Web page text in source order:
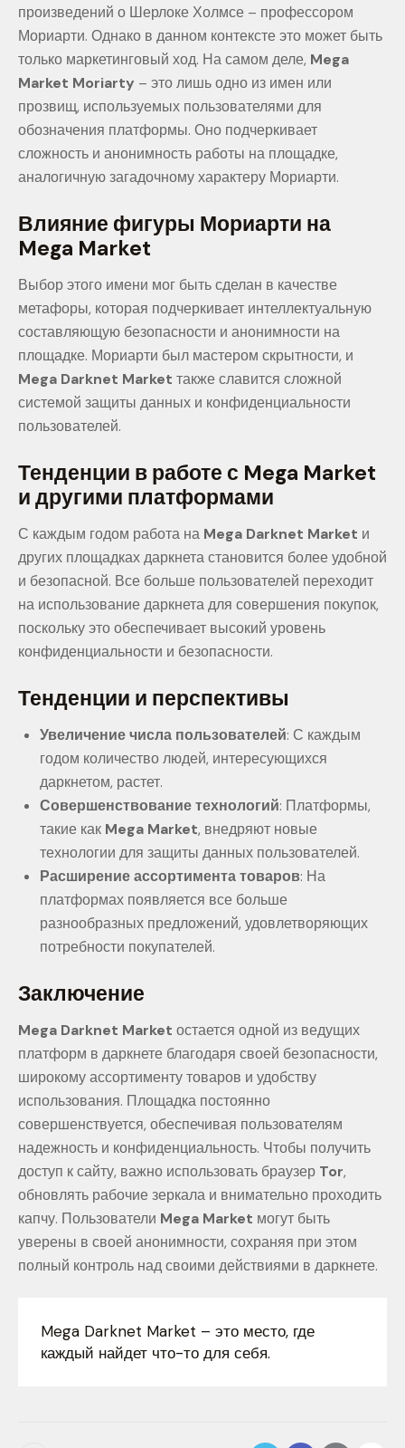
произведений о Шерлоке Холмсе – профессором
Мориарти. Однако в данном контексте это может быть
только маркетинговый ход. На самом деле, Mega
Market Moriarty – это лишь одно из имен или
прозвищ, используемых пользователями для
обозначения платформы. Оно подчеркивает
сложность и анонимность работы на площадке,
аналогичную загадочному характеру Мориарти.
Влияние фигуры Мориарти на
Mega Market
Выбор этого имени мог быть сделан в качестве
метафоры, которая подчеркивает интеллектуальную
составляющую безопасности и анонимности на
площадке. Мориарти был мастером скрытности, и
Mega Darknet Market также славится сложной
системой защиты данных и конфиденциальности
пользователей.
Тенденции в работе с Mega Market
и другими платформами
С каждым годом работа на Mega Darknet Market и
других площадках даркнета становится более удобной
и безопасной. Все больше пользователей переходит
на использование даркнета для совершения покупок,
поскольку это обеспечивает высокий уровень
конфиденциальности и безопасности.
Тенденции и перспективы
Увеличение числа пользователей: С каждым
годом количество людей, интересующихся
даркнетом, растет.
Совершенствование технологий: Платформы,
такие как Mega Market, внедряют новые
технологии для защиты данных пользователей.
Расширение ассортимента товаров: На
платформах появляется все больше
разнообразных предложений, удовлетворяющих
потребности покупателей.
Заключение
Mega Darknet Market остается одной из ведущих
платформ в даркнете благодаря своей безопасности,
широкому ассортименту товаров и удобству
использования. Площадка постоянно
совершенствуется, обеспечивая пользователям
надежность и конфиденциальность. Чтобы получить
доступ к сайту, важно использовать браузер Tor,
обновлять рабочие зеркала и внимательно проходить
капчу. Пользователи Mega Market могут быть
уверены в своей анонимности, сохраняя при этом
полный контроль над своими действиями в даркнете.
Mega Darknet Market – это место, где
каждый найдет что-то для себя.